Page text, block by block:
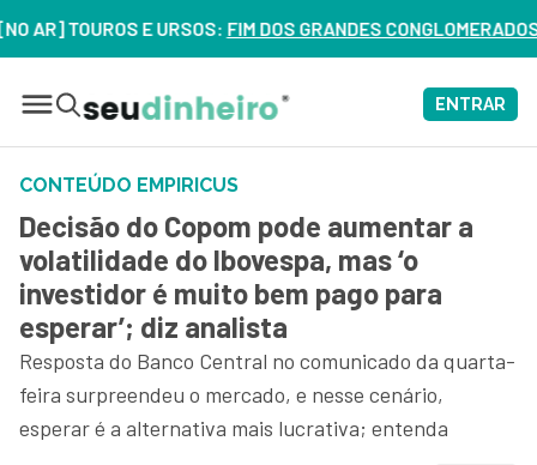
E URSOS:FIM DOS GRANDES CONGLOMERADOS NO
ENTRAR
CONTEÚDO EMPIRICUS
Decisão do Copom pode aumentar a
volatilidade do Ibovespa, mas ‘o
investidor é muito bem pago para
esperar’; diz analista
Resposta do Banco Central no comunicado da quarta-
feira surpreendeu o mercado, e nesse cenário,
esperar é a alternativa mais lucrativa; entenda